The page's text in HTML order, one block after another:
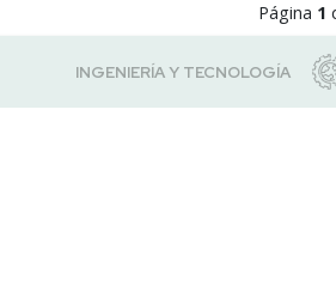
Página 1